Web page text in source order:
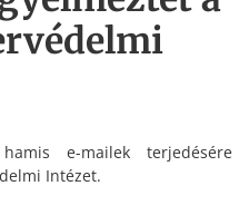
e-mailek terjedésére
Intézet.